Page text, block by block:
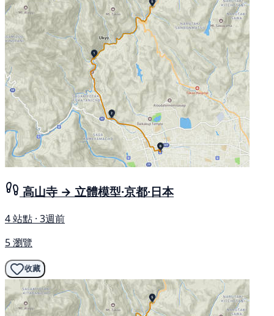
高山寺 → 立體模型·京都·日本
4 站點 · 3週前
5 瀏覽
收藏